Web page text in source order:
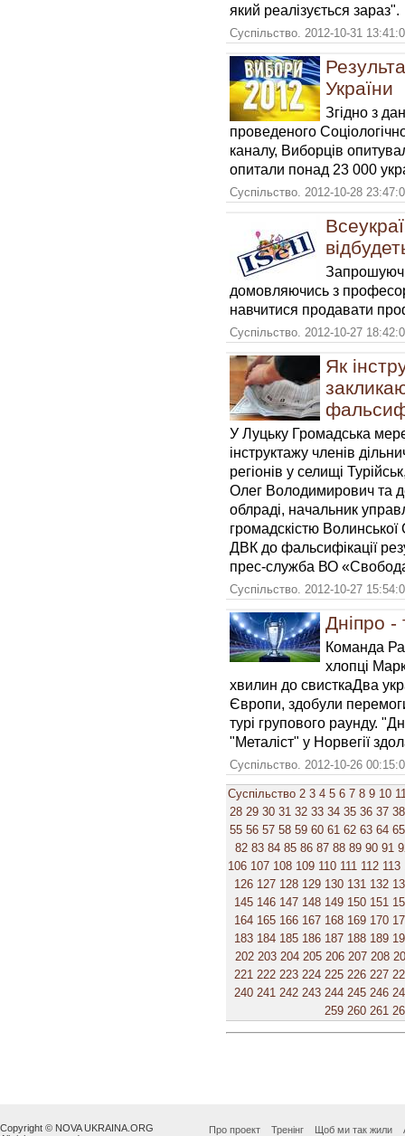
який реалізується зараз".
Суспільство. 2012-10-31
України
Згідно з
проведеного
каналу, Виборців
опитали понад 23 000
Суспільство. 2012-10-28
домовляючись з
навчитися продавати
Суспільство. 2012-10-27
Як
У Луцьку Громадська
інструктажу членів
регіонів у селищі
Олег Володимирович та
облраді, начальник
громадскістю
ДВК до фальсифікації
прес-служба ВО
Суспільство. 2012-10-27
Дніпро -
Команда
хлопці
хвилин до свисткаДва
Європи, здобули
турі групового раунду.
"Металіст" у Норвегії
Суспільство. 2012-10-26
Суспільство 2 3 4 5 6 7 8 9 10
28 29 30 31 32 33 34 35 36 37 38
55 56 57 58 59 60 61 62 63 64 65
82 83 84 85 86 87 88 89 90 91
106 107 108 109 110 111 112 113
126 127 128 129 130 131 132
145 146 147 148 149 150 151
164 165 166 167 168 169 170
183 184 185 186 187 188 189
202 203 204 205 206 207 208
221 222 223 224 225 226 227
240 241 242 243 244 245 246
259 260 261
Copyright © NOVA UKRAINA.ORG
Про проект Тренінг Щоб ми так жили